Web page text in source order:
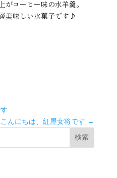
コーヒー味の水羊羹。
美味しい水菓子です♪
こんにちは、紅屋女将です →
検索